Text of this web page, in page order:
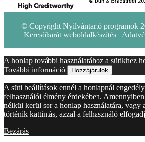
© Copyright Nyilvántartó programok
Keresőbarát weboldalkészítés |
A honlap további használatához a sütikhez
További információ
Hozzájárulok
A süti beállítások ennél a honlapnál
felhasználói élmény érdekében.
nélkül kerül sor a honlap használatára, vagy
történik kattintás, azzal a felhasználó
Bezárás